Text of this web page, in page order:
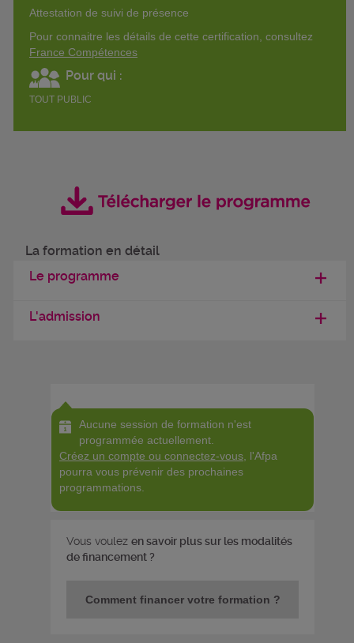
Attestation de suivi de présence
Pour connaitre les détails de cette certification, consultez
France Compétences
Pour qui :
TOUT PUBLIC
La formation en détail
Le programme
L'admission
Aucune session de formation n'est
programmée actuellement.
Créez un compte ou connectez-vous , l'Afpa
pourra vous prévenir des prochaines
programmations.
Vous voulez en savoir plus sur les modalités
de financement ?
Comment financer votre formation ?